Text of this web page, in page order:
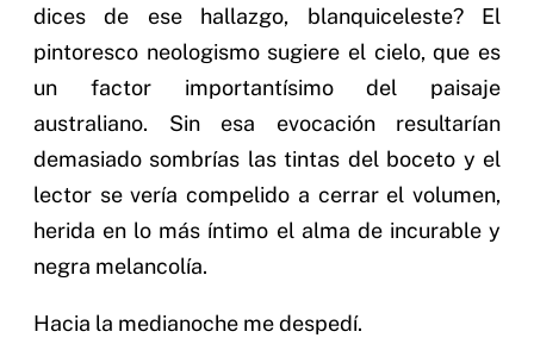
dices de ese hallazgo, blanquiceleste? El
pintoresco neologismo sugiere el cielo, que es
un factor importantísimo del paisaje
australiano. Sin esa evocación resultarían
demasiado sombrías las tintas del boceto y el
lector se vería compelido a cerrar el volumen,
herida en lo más íntimo el alma de incurable y
negra melancolía.
Hacia la medianoche me despedí.